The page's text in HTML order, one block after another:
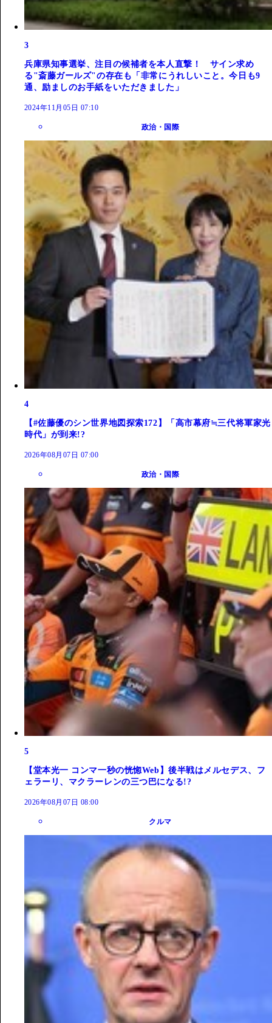
3
兵庫県知事選挙、注目の候補者を本人直撃！ サイン求め
る"斎藤ガールズ"の存在も「非常にうれしいこと。今日も9
通、励ましのお手紙をいただきました」
2024年11月05日 07:10
政治・国際
4
【#佐藤優のシン世界地図探索172】「高市幕府≒三代将軍家光
時代」が到来!?
2026年08月07日 07:00
政治・国際
5
【堂本光一 コンマ一秒の恍惚Web】後半戦はメルセデス、フ
ェラーリ、マクラーレンの三つ巴になる!?
2026年08月07日 08:00
クルマ